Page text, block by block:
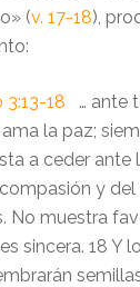
(v. 17-18),
18 … ante
la paz;
a ceder ante
y
No muestra
sincera. 18 Y